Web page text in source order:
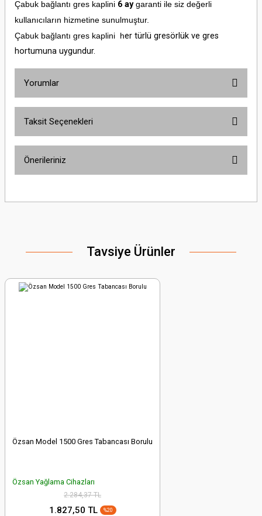
Çabuk bağlantı gres kaplini 6 aygaranti ile siz değerli
kullanıcıların hizmetine sunulmuştur.
Çabuk bağlantı gres kaplini her türlü gresörlük ve gres
hortumuna uygundur.
Yorumlar
Taksit Seçenekleri
Önerileriniz
yetersiz gördüğünüz noktaları öneri formunu kullanarak tarafımıza
Ürün resmi kalitesiz, bozuk veya görüntülenemiyor.
Ürün bilgilerinde hatalar bulunuyor.
Tavsiye Ürünler
Özsan Model 1500 Gres Tabancası Borulu
Özsan Yağlama Cihazları
2.284,37 TL
1.827,50 TL %20